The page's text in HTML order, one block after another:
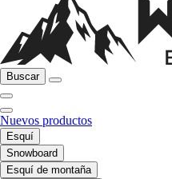
Buscar
Nuevos productos
Esquí
Snowboard
Esquí de montaña